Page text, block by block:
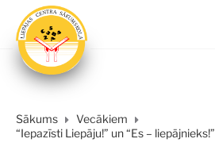
Sākums
Vecākiem
“Iepazīsti Liepāju!” un “Es – liepājnieks!”